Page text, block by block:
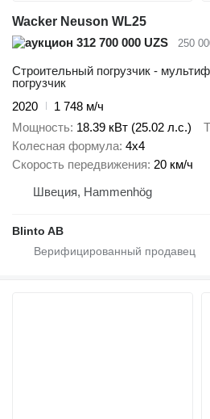
Wacker Neuson WL25
312 700 000 UZS
250
Строительный погрузчик -
погрузчик
2020
1 748 м/ч
Мощность 18.39 кВт (25.02 л.с.)
Колесная формула 4x4
Скорость передвижения 20 км/ч
Швеция, Hammenhög
Blinto AB